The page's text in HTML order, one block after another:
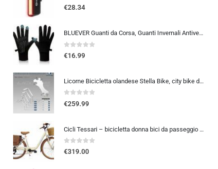
0out of 5
€28.34
BLUEVER Guanti da Corsa, Guanti Invernali Antivento Touchscreen Guanti Sportivi Caldi Antiscivolo Idrorepellenti per Uomo Don
0out of 5
€16.99
Licorne Bicicletta olandese Stella Bike, city bike da 24,26 e 28 pollici, adatta sia a uomini che a donne, con cambio a 21 marce, Bambina Donna, bianco, 26
0out of 5
€259.99
Cicli Tessari – bicicletta donna bici da passeggio city bike 26 cambio 6 velocita’ telaio basso cesto in vimini vintage con b
0out of 5
€319.00